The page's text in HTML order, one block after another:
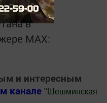
в
MАХ:
и интересным
канале " Шешминская